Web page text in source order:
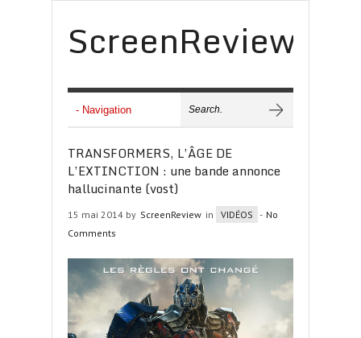
ScreenReview
TRANSFORMERS, L’ÂGE DE
L’EXTINCTION : une bande annonce
hallucinante (vost)
15 mai 2014 by ScreenReview in VIDÉOS - No
Comments